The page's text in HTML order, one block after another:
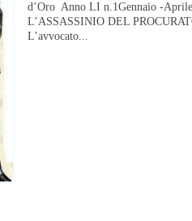
d’Oro Anno LI n.1Gennaio -
L’ASSASSINIO DEL
L’avvocato...